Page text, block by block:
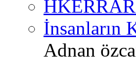
İnsanların
Adnan